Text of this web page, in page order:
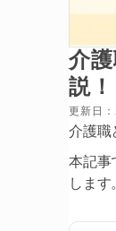
介
説！
更新日
介護職
本記事
します